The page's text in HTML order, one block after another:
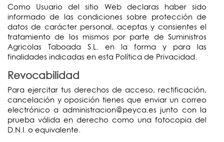
Como Usuario del sitio Web declaras haber sido
informado de las condiciones sobre protección de
datos de carácter personal, aceptas y consientes el
tratamiento de los mismos por parte de Suministros
Agricolas Taboada S.L. en la forma y para las
finalidades indicadas en esta Política de Privacidad.
Revocabilidad
Para ejercitar tus derechos de acceso, rectificación,
cancelación y oposición tienes que enviar un correo
electrónico a administracion@peyca.es junto con la
prueba válida en derecho como una fotocopia del
D.N.I. o equivalente.